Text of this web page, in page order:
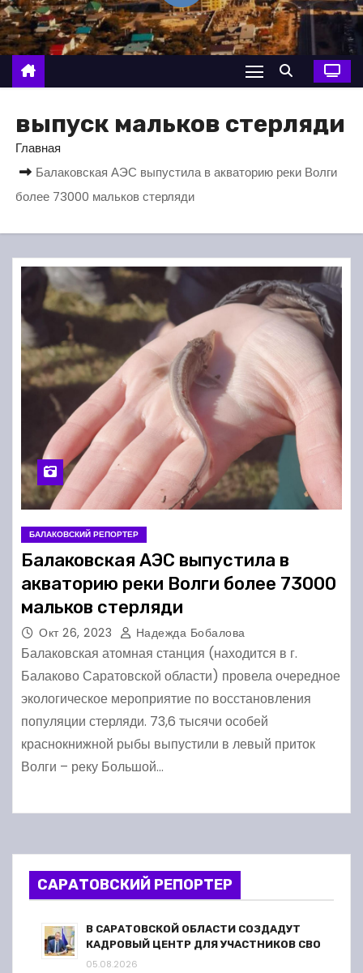
о
м
у
выпуск мальков стерляди
Главная
Балаковская АЭС выпустила в акваторию реки Волги
более 73000 мальков стерляди
БАЛАКОВСКИЙ РЕПОРТЕР
Балаковская АЭС выпустила в
акваторию реки Волги более 73000
мальков стерляди
Окт 26, 2023 Надежда Бобалова
Балаковская атомная станция (находится в г.
Балаково Саратовской области) провела очередное
экологическое мероприятие по восстановления
популяции стерляди. 73,6 тысячи особей
краснокнижной рыбы выпустили в левый приток
Волги – реку Большой…
САРАТОВСКИЙ РЕПОРТЕР
В САРАТОВСКОЙ ОБЛАСТИ СОЗДАДУТ
КАДРОВЫЙ ЦЕНТР ДЛЯ УЧАСТНИКОВ СВО
05.08.2026